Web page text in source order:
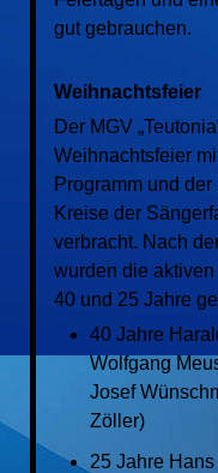
gut gebrauchen.
Weihnachtsfeier
Der MGV
Weihnachtsfeier
Programm und
Kreise der
verbracht. Nach
wurden die
40 und 25 Jahre
40 Jahre
Wolfgang
Josef
Zöller)
25 Jahre